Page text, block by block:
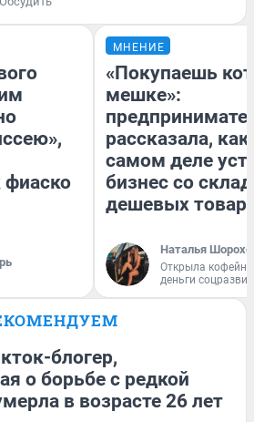
фиаско
МНЕНИЕ
«Покупаешь
мешке»:
рассказала, как
самом деле
бизнес со
дешевых
Наталья
Открыла
деньги
блогер,
о борьбе с редкой
в возрасте 26 лет